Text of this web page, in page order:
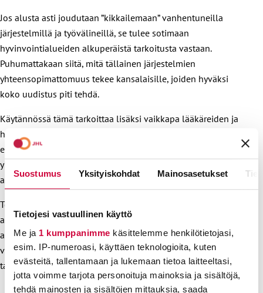
Suostumus Yksityiskohdat Mainosasetukset
Tietojesi vastuullinen käyttö
Me ja 1 kumppanimme käsittelemme henkilötietojasi,
esim. IP-numeroasi, käyttäen teknologioita, kuten
evästeitä, tallentamaan ja lukemaan tietoa laitteeltasi,
jotta voimme tarjota personoituja mainoksia ja sisältöjä,
tehdä mainosten ja sisältöjen mittauksia, saada
Jos alusta asti joudutaan ”kikkailemaan” vanhentuneilla
järjestelmillä ja työvälineillä, se tulee sotimaan
hyvinvointialueiden alkuperäistä tarkoitusta vastaan.
Puhumattakaan siitä, mitä tällainen järjestelmien
yhteensopimattomuus tekee kansalaisille, joiden hyväksi
koko uudistus piti tehdä.
Käytännössä tämä tarkoittaa lisäksi vaikkapa lääkäreiden ja
hoitajien työssä sitä, että he joutuvat käyttämään aikaa
erilaisten järjestelmien kanssa painimiseen. Ja kaikki
ylimääräinen on aina poissa potilasajasta. Siinä väsyvät sekä
ammattilaiset että asiakkaat.
Toimimattomat ohjelmat voivat joissain tapauksissa
aiheuttaa kohtalokkaita viivästyksiä esimerkiksi
ajanvarausjärjestelmiin. Jokainen voi myös miettiä, mitä
virheelliset tai tallentumatta jäävät kirjaukset voivat
tarkoittaa ihmishenkien ollessa kyseessä.
Valtion lisärahoitus on tarpeen.